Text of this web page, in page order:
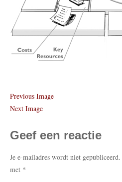
Previous Image
Next Image
Geef een reactie
Je e-mailadres wordt niet gepubliceerd.
met *